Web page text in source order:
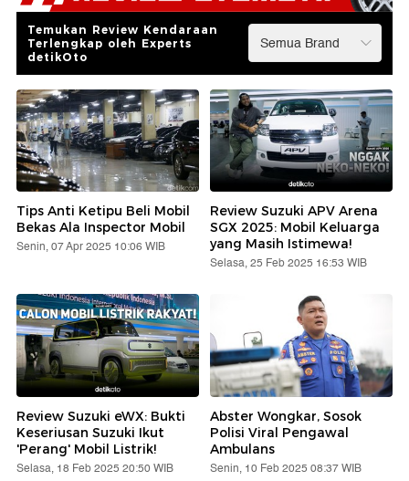
Temukan Review Kendaraan
Terlengkap oleh Experts
detikOto
Tips Anti Ketipu Beli Mobil
Bekas Ala Inspector Mobil
Senin, 07 Apr 2025 10:06 WIB
Review Suzuki APV Arena
SGX 2025: Mobil Keluarga
yang Masih Istimewa!
Selasa, 25 Feb 2025 16:53 WIB
Review Suzuki eWX: Bukti
Keseriusan Suzuki Ikut
'Perang' Mobil Listrik!
Selasa, 18 Feb 2025 20:50 WIB
Abster Wongkar, Sosok
Polisi Viral Pengawal
Ambulans
Senin, 10 Feb 2025 08:37 WIB